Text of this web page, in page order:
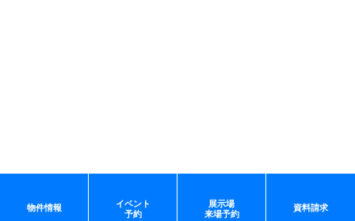
物件情報
イベント
予約
展示場
来場予約
資料請求